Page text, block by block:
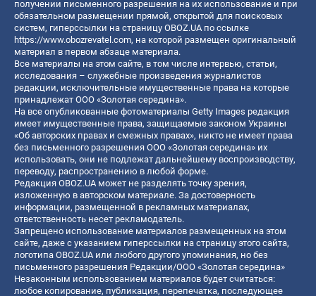
получении письменного разрешения на их использование и при
обязательном размещении прямой, открытой для поисковых
систем, гиперссылки на страницу OBOZ.UA по ссылке
https://www.obozrevatel.com, на которой размещен оригинальный
материал в первом абзаце материала.
Все материалы на этом сайте, в том числе интервью, статьи,
исследования – служебные произведения журналистов
редакции, исключительные имущественные права на которые
принадлежат ООО «Золотая середина».
На все опубликованные фотоматериалы Getty Images редакция
имеет имущественные права, защищаемые законом Украины
«Об авторских правах и смежных правах», никто не имеет права
без письменного разрешения ООО «Золотая середина» их
использовать, они не подлежат дальнейшему воспроизводству,
переводу, распространению в любой форме.
Редакция OBOZ.UA может не разделять точку зрения,
изложенную в авторском материале. За достоверность
информации, размещенной в рекламных материалах,
ответственность несет рекламодатель.
Запрещено использование материалов размещенных на этом
сайте, даже с указанием гиперссылки на страницу этого сайта,
логотипа OBOZ.UA или любого другого упоминания, но без
письменного разрешения Редакции/ООО «Золотая середина»
Незаконным использованием материалов будет считаться:
любое копирование, публикация, перепечатка, последующее